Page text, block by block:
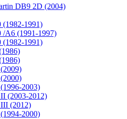
DB9 2D (2004)
(1982-1991)
/A6 (1991-1997)
(1982-1991)
2003)
(2003-2012)
(2012)
2000)